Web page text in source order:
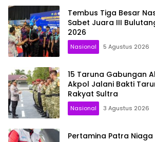
Tembus Tiga Besar
Sabet Juara III
2026
Nasional 5 Agustus 2026
15 Taruna Gabungan
Akpol Jalani Bakti
Rakyat Sultra
Nasional 3 Agustus 2026
Pertamina Patra Niaga